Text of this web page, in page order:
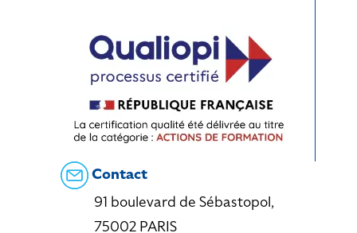
Contact
91 boulevard de Sébastopol,
75002 PARIS